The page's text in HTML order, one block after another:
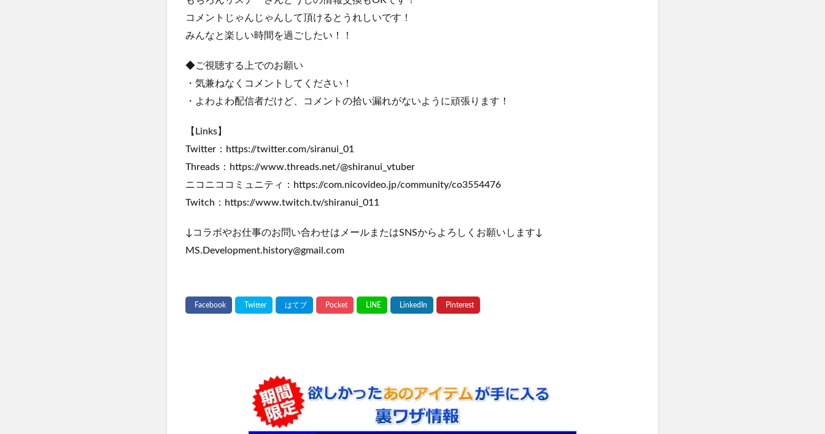
コメントじゃんじゃんして頂けるとうれしいです！
みんなと楽しい時間を過ごしたい！！
◆ご視聴する上でのお願い
・気兼ねなくコメントしてください！
・よわよわ配信者だけど、コメントの拾い漏れがないように頑張ります！
【Links】
Twitter：https://twitter.com/siranui_01
Threads：https://www.threads.net/@shiranui_vtuber
ニコニココミュニティ：https://com.nicovideo.jp/community/co3554476
Twitch：https://www.twitch.tv/shiranui_011
↓コラボやお仕事のお問い合わせはメールまたはSNSからよろしくお願いします↓
MS.Development.history@gmail.com